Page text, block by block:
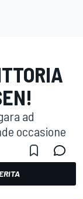
ad
occasione